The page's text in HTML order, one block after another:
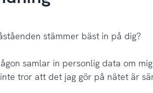
stämmer bäst in på dig?
samlar in personlig data om
tror att det jag gör på nätet är